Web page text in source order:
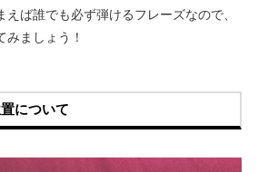
ば誰でも必ず弾けるフレーズなので、
みましょう！
について